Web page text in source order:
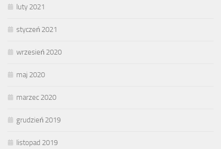
luty 2021
styczeń 2021
wrzesień 2020
maj 2020
marzec 2020
grudzień 2019
listopad 2019